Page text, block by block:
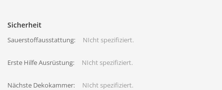
Sicherheit
Sauerstoffausstattung: NIcht spezifiziert.
Erste Hilfe Ausrüstung: NIcht spezifiziert.
Nächste Dekokammer: NIcht spezifiziert.